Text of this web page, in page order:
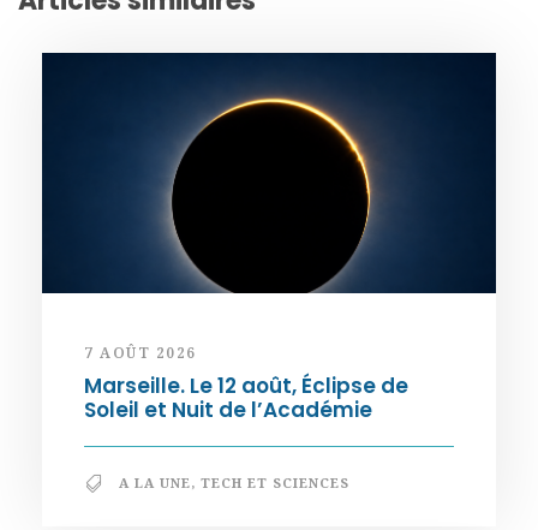
7 AOÛT 2026
Marseille. Le 12 août, Éclipse de
Soleil et Nuit de l’Académie
A LA UNE, TECH ET SCIENCES